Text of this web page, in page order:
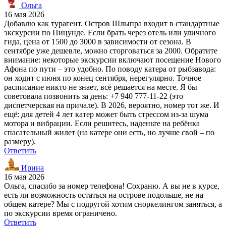
Ольга
16 мая 2026
Добавлю как турагент. Остров Шлыпра входит в стандартные
экскурсии по Пицунде. Если брать через отель или уличного
гида, цена от 1500 до 3000 в зависимости от сезона. В
сентябре уже дешевле, можно сторговаться за 2000. Обратите
внимание: некоторые экскурсии включают посещение Нового
Афона по пути – это удобно. По поводу катера от рыбзавода:
он ходит с июня по конец сентября, нерегулярно. Точное
расписание никто не знает, всё решается на месте. Я бы
советовала позвонить за день: +7 940 777-11-22 (это
диспетчерская на причале). В 2026, вероятно, номер тот же. И
ещё: для детей 4 лет катер может быть стрессом из-за шума
мотора и вибрации. Если решитесь, наденьте на ребёнка
спасательный жилет (на катере они есть, но лучше свой – по
размеру).
Ответить
Ирина
16 мая 2026
Ольга, спасибо за номер телефона! Сохраню. А вы не в курсе,
есть ли возможность остаться на острове подольше, не на
общем катере? Мы с подругой хотим сноркелингом заняться, а
по экскурсии время ограничено.
Ответить